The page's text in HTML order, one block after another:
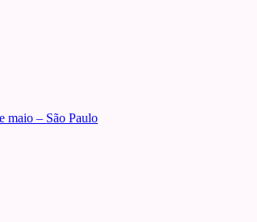
maio – São Paulo